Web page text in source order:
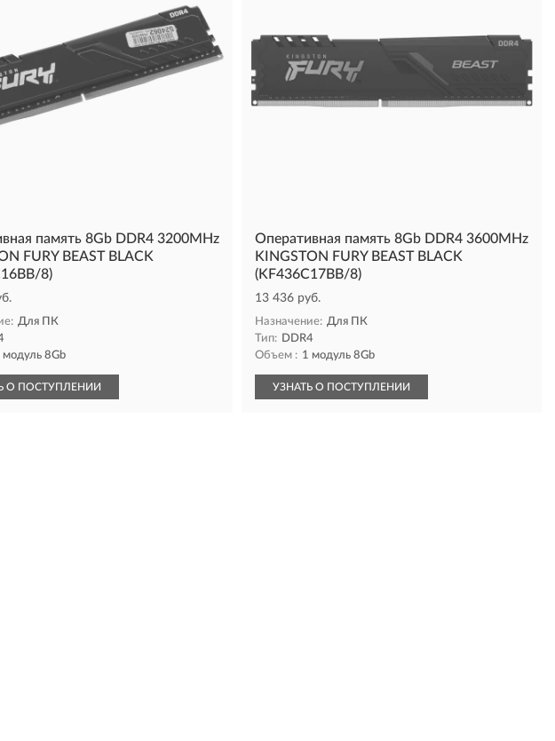
память 8Gb DDR4 3200MHz
FURY BEAST BLACK
8)
Для ПК
модуль 8Gb
О ПОСТУПЛЕНИИ
Оперативная память 8Gb DDR4 3600MHz
KINGSTON FURY BEAST BLACK
(KF436C17BB/8)
13 436 руб.
Назначение: Для ПК
Тип: DDR4
Объем : 1 модуль 8Gb
УЗНАТЬ О ПОСТУПЛЕНИИ